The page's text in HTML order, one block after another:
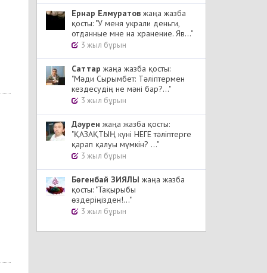
Ернар Елмуратов жаңа жазба
қосты: "У меня украли деньги,
отданные мне на хранение. Яв..."
3 жыл бұрын
Cаттар жаңа жазба қосты:
"Мәди Сырымбет: Тәліптермен
кездесудің не мәні бар?..."
3 жыл бұрын
Дәурен жаңа жазба қосты:
"ҚАЗАҚТЫҢ күні НЕГЕ тәліптерге
қарап қалуы мүмкін? ..."
3 жыл бұрын
Бөгенбай ЗИЯЛЫ жаңа жазба
қосты: "Тақырыбы
өздеріңізден!..."
3 жыл бұрын